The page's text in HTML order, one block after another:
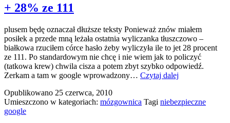
+ 28% ze 111
plusem będę oznaczał dłuższe teksty Ponieważ znów miałem
posiłek a przede mną leżała ostatnia wyliczanka tłuszczowo –
białkowa rzuciłem córce hasło żeby wyliczyła ile to jet 28 procent
ze 111. Po standardowym nie chcę i nie wiem jak to policzyć
(tatkowa krew) chwila cisza a potem zbyt szybko odpowiedź.
Zerkam a tam w google wprowadzony… Czytaj dalej
111
Opublikowano 25 czerwca, 2010
Umieszczono w kategoriach: mózgownica Tagi niebezpieczne
google